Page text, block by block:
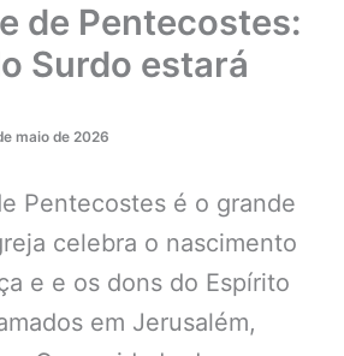
de Pentecostes:
Surdo estará
maio de 2026
Pentecostes é o grande
celebra o nascimento
e e os dons do Espírito
em Jerusalém,